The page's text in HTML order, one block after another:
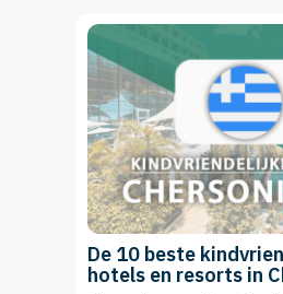
De 10 beste
hotels en resorts in